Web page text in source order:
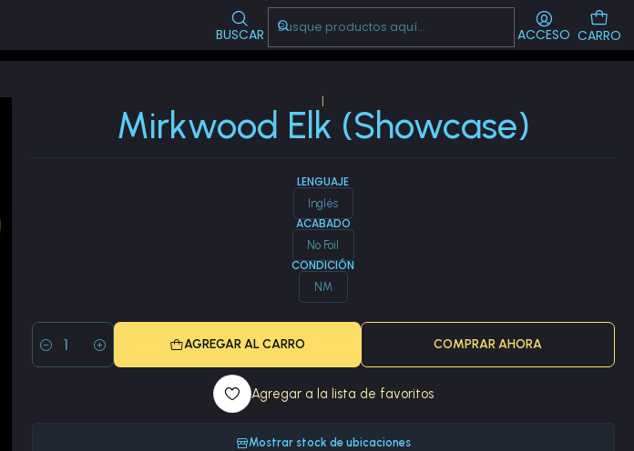
BUSCAR ACCESO CARRO
Visítanos!--> CL
|
Mirkwood Elk (Showcase)
LENGUAJE
Inglés
ACABADO
No Foil
CONDICIÓN
NM
Cantidad
AGREGAR AL CARRO COMPRAR AHORA
Agregar a la lista de favoritos
Mostrar stock de ubicaciones